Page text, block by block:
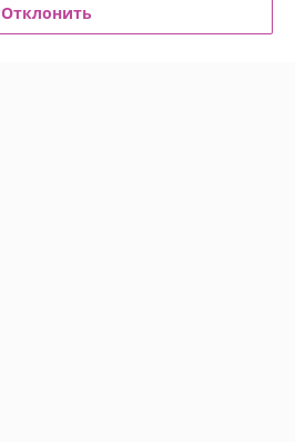
Отклонить